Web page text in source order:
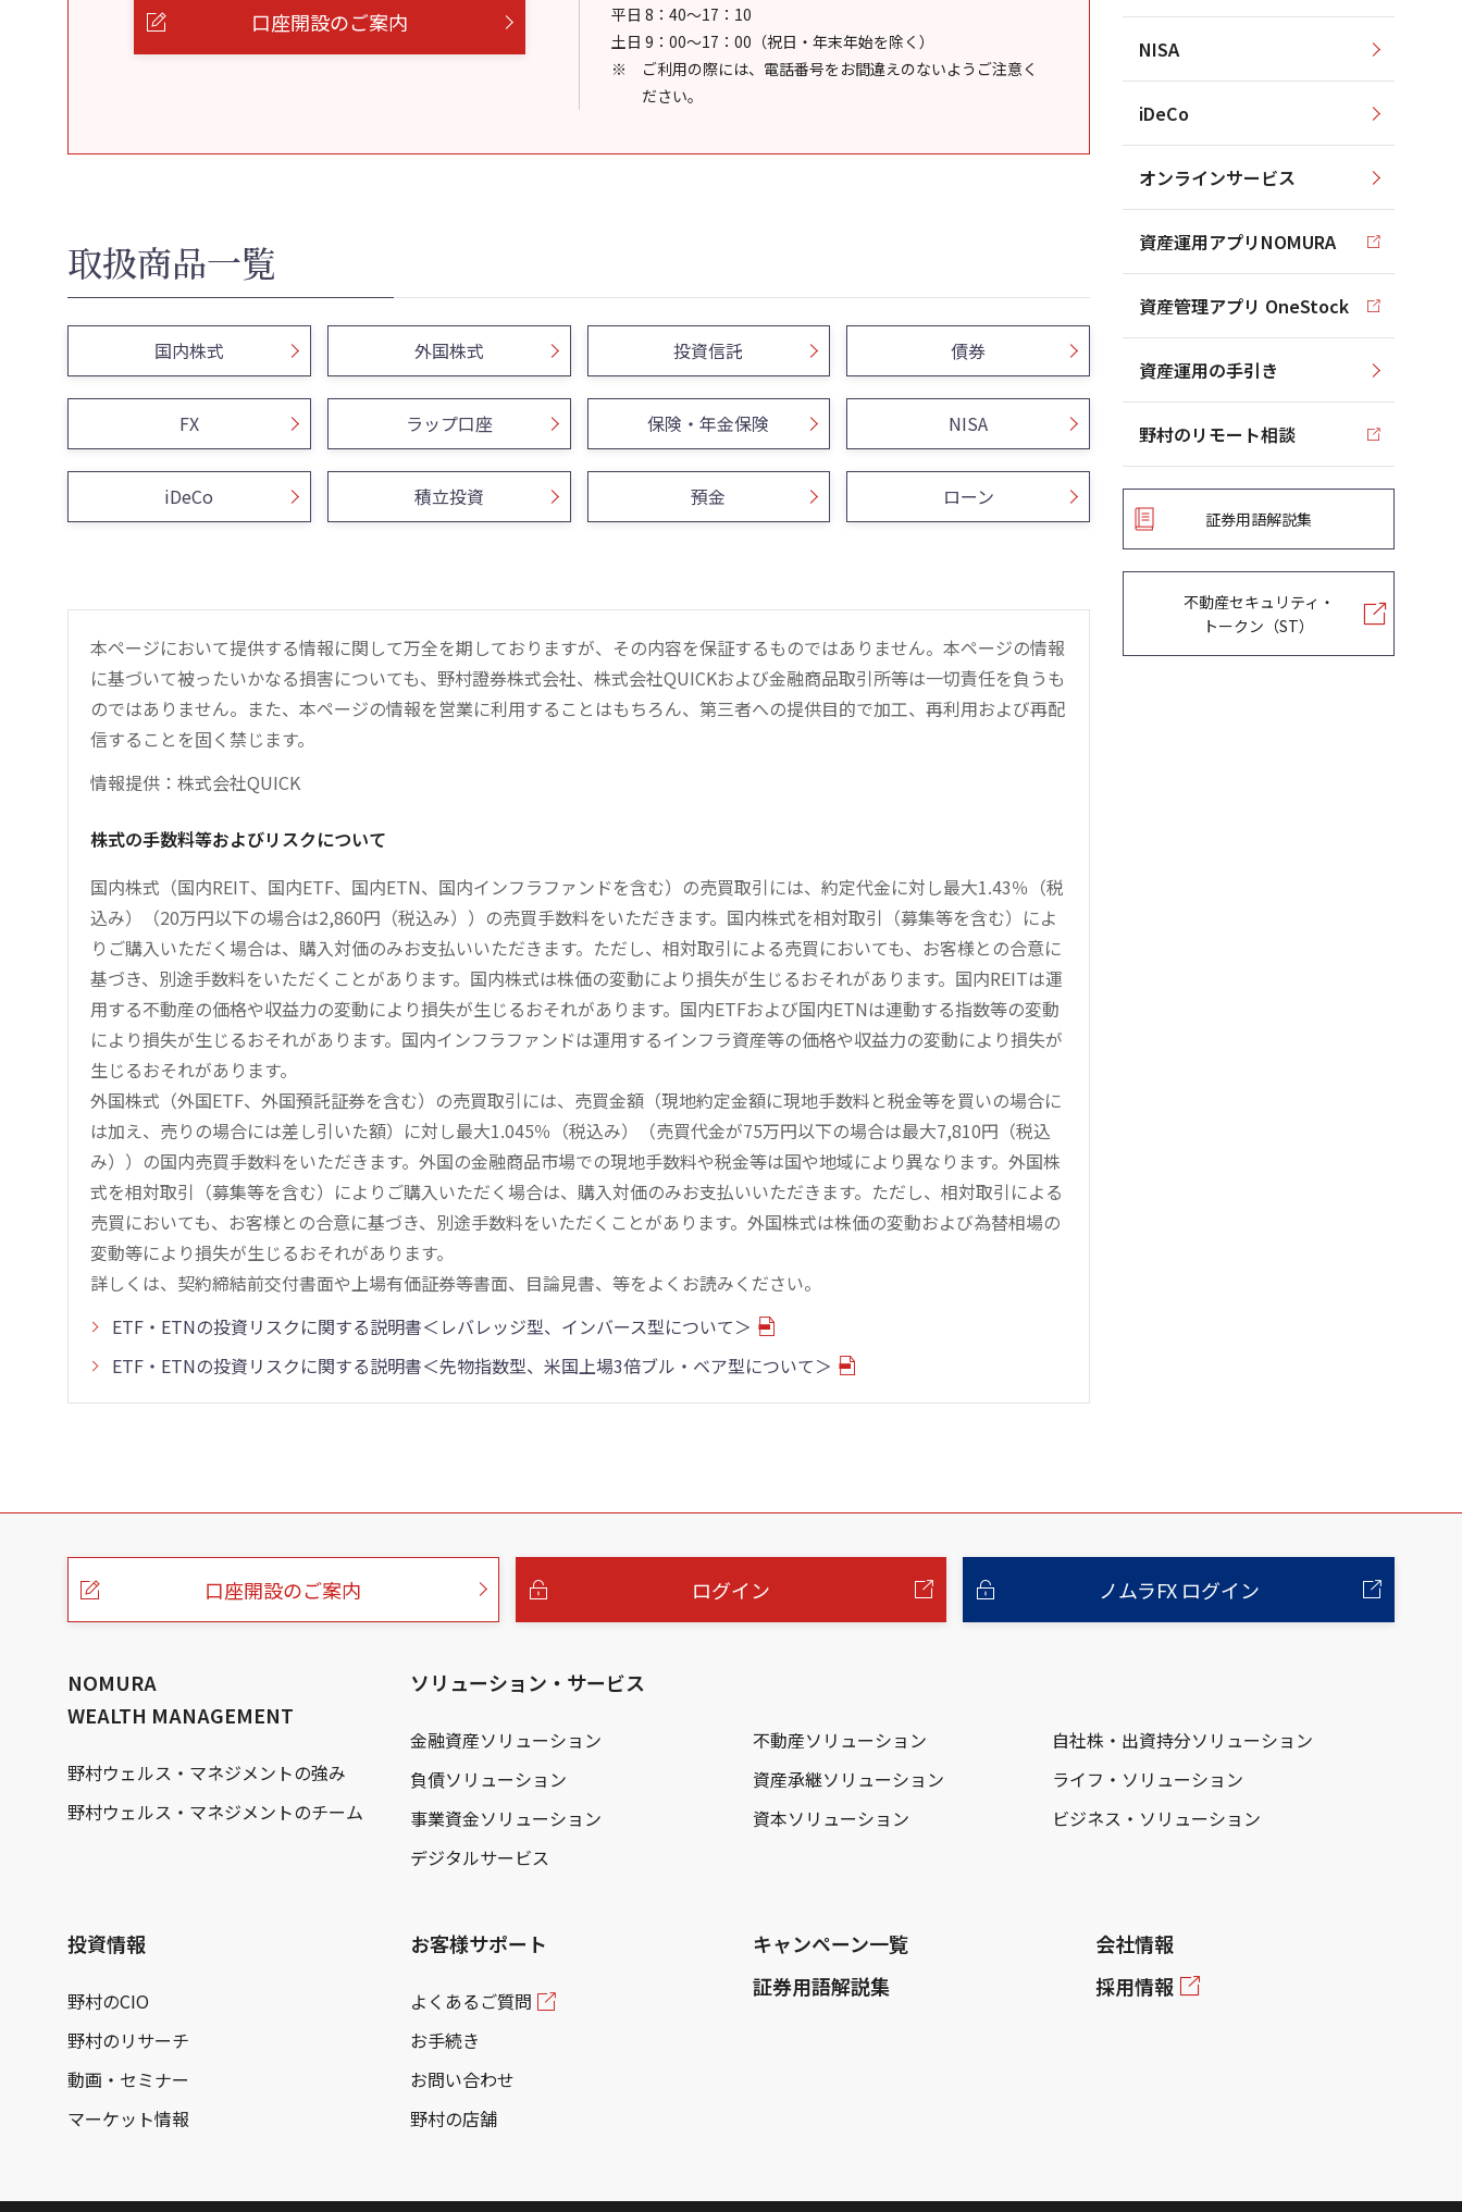
口座開設のご案内
平日 8：40～17：10
土日 9：00～17：00（祝日・年末年始を除く）
ご利用の際には、電話番号をお間違えのないようご注意く
ださい。
取扱商品一覧
国内株式 外国株式 投資信託 債券
FX ラップ口座 保険・年金保険 NISA
iDeCo 積立投資 預金 ローン
本ページにおいて提供する情報に関して万全を期しておりますが、その内容を保証するものではありません。本ページの情報
に基づいて被ったいかなる損害についても、野村證券株式会社、株式会社QUICKおよび金融商品取引所等は一切責任を負うも
のではありません。また、本ページの情報を営業に利用することはもちろん、第三者への提供目的で加工、再利用および再配
信することを固く禁じます。
情報提供：株式会社QUICK
株式の手数料等およびリスクについて
国内株式（国内REIT、国内ETF、国内ETN、国内インフラファンドを含む）の売買取引には、約定代金に対し最大1.43％（税
込み）（20万円以下の場合は2,860円（税込み））の売買手数料をいただきます。国内株式を相対取引（募集等を含む）によ
りご購入いただく場合は、購入対価のみお支払いいただきます。ただし、相対取引による売買においても、お客様との合意に
基づき、別途手数料をいただくことがあります。国内株式は株価の変動により損失が生じるおそれがあります。国内REITは運
用する不動産の価格や収益力の変動により損失が生じるおそれがあります。国内ETFおよび国内ETNは連動する指数等の変動
により損失が生じるおそれがあります。国内インフラファンドは運用するインフラ資産等の価格や収益力の変動により損失が
生じるおそれがあります。
外国株式（外国ETF、外国預託証券を含む）の売買取引には、売買金額（現地約定金額に現地手数料と税金等を買いの場合に
は加え、売りの場合には差し引いた額）に対し最大1.045％（税込み）（売買代金が75万円以下の場合は最大7,810円（税込
み））の国内売買手数料をいただきます。外国の金融商品市場での現地手数料や税金等は国や地域により異なります。外国株
式を相対取引（募集等を含む）によりご購入いただく場合は、購入対価のみお支払いいただきます。ただし、相対取引による
売買においても、お客様との合意に基づき、別途手数料をいただくことがあります。外国株式は株価の変動および為替相場の
変動等により損失が生じるおそれがあります。
詳しくは、契約締結前交付書面や上場有価証券等書面、目論見書、等をよくお読みください。
ETF・ETNの投資リスクに関する説明書＜レバレッジ型、インバース型について＞
ETF・ETNの投資リスクに関する説明書＜先物指数型、米国上場3倍ブル・ベア型について＞
NISA
iDeCo
オンラインサービス
資産運用アプリNOMURA
資産管理アプリ OneStock
資産運用の手引き
野村のリモート相談
証券用語解説集
不動産セキュリティ・
トークン（ST）
こ
口座開設のご案内 ログイン ノムラFX ログイン
NOMURA
WEALTH MANAGEMENT
野村ウェルス・マネジメントの強み
野村ウェルス・マネジメントのチーム
ソリューション・サービス
金融資産ソリューション 不動産ソリューション
自社株・出資持分ソリューション
負債ソリューション
資産承継ソリューション
ライフ・ソリューション
事業資金ソリューション
資本ソリューション
ビジネス・ソリューション
デジタルサービス
投資情報
野村のCIO
野村のリサーチ
動画・セミナー
マーケット情報
お客様サポート
よくあるご質問
お手続き
お問い合わせ
野村の店舗
キャンペーン一覧
証券用語解説集
会社情報
採用情報